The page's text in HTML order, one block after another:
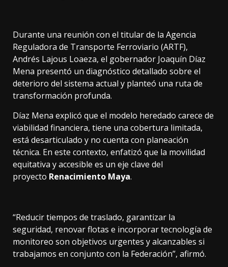
Durante una reunión con el titular de la Agencia
Reguladora de Transporte Ferroviario (ARTF),
Andrés Lajous Loaeza, el gobernador Joaquín Díaz
Mena presentó un diagnóstico detallado sobre el
deterioro del sistema actual y planteó una ruta de
transformación profunda.
Díaz Mena explicó que el modelo heredado carece de
viabilidad financiera, tiene una cobertura limitada,
está desarticulado y no cuenta con planeación
técnica. En este contexto, enfatizó que la movilidad
equitativa y accesible es un eje clave del
proyecto Renacimiento Maya.
“Reducir tiempos de traslado, garantizar la
seguridad, renovar flotas e incorporar tecnología de
monitoreo son objetivos urgentes y alcanzables si
trabajamos en conjunto con la Federación”, afirmó.